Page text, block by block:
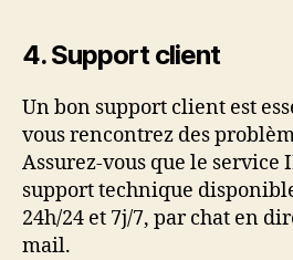
4.Support client
Un bon support client est
vous rencontrez des
Assurez-vous que le service
support technique
24h/24 et 7j/7, par chat en
mail.